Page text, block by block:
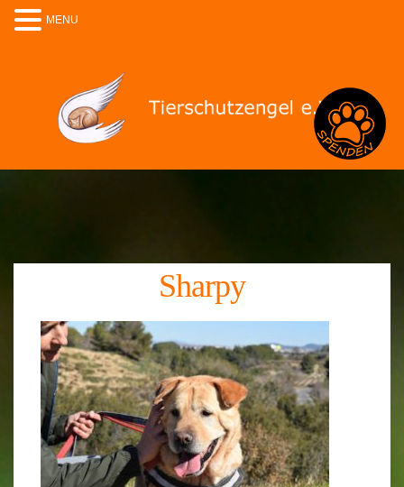
Sharpy
MENU